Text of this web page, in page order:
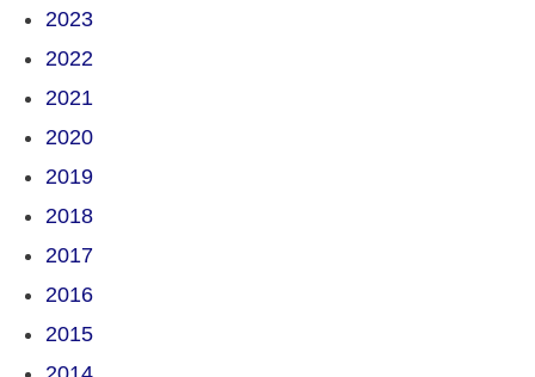
2023
2022
2021
2020
2019
2018
2017
2016
2015